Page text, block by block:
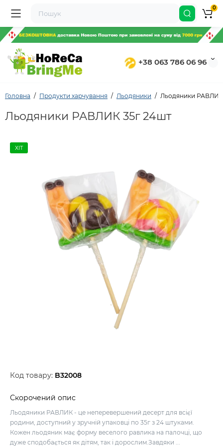
+38 063 786 06 96
0
Головна Продукти харчування Льодяники Льодяники РАВЛИК
Льодяники РАВЛИК 35г 24шт
ХІТ
Код товару: B32008
Скорочений опис
Льодяники РАВЛИК - це неперевершений десерт для всієї
родини, доступний у зручній упаковці по 35г з 24 штуками.
Кожен льодяник має форму веселого равлика на палочці, що
дуже сподобається як дітям, так і дорослим.Завдяки ...